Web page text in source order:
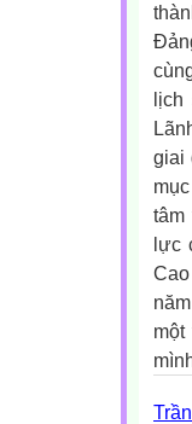
lịch
giai
lực